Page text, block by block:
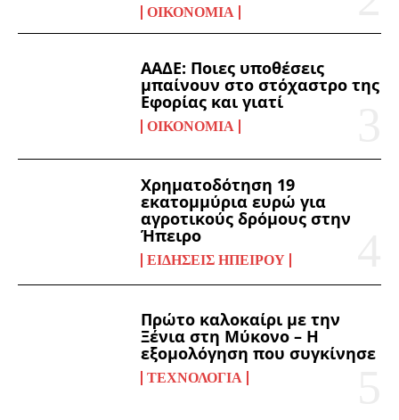
ΟΙΚΟΝΟΜΊΑ
ΑΑΔΕ: Ποιες υποθέσεις
μπαίνουν στο στόχαστρο της
Εφορίας και γιατί
ΟΙΚΟΝΟΜΊΑ
Χρηματοδότηση 19
εκατομμύρια ευρώ για
αγροτικούς δρόμους στην
Ήπειρο
ΕΙΔΉΣΕΙΣ ΗΠΕΊΡΟΥ
Πρώτο καλοκαίρι με την
Ξένια στη Μύκονο – Η
εξομολόγηση που συγκίνησε
ΤΕΧΝΟΛΟΓΊΑ